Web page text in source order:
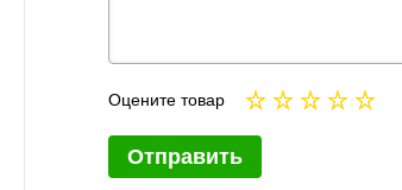
Оцените товар
Отправить